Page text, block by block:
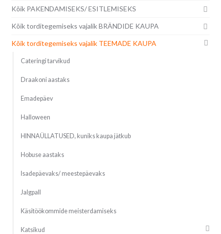
Kõik PAKENDAMISEKS/ ESITLEMISEKS
Kõik torditegemiseks vajalik BRÄNDIDE KAUPA
Kõik torditegemiseks vajalik TEEMADE KAUPA
Cateringi tarvikud
Draakoni aastaks
Emadepäev
Halloween
HINNAÜLLATUSED, kuniks kaupa jätkub
Hobuse aastaks
Isadepäevaks/ meestepäevaks
Jalgpall
Käsitöökommide meisterdamiseks
Katsikud